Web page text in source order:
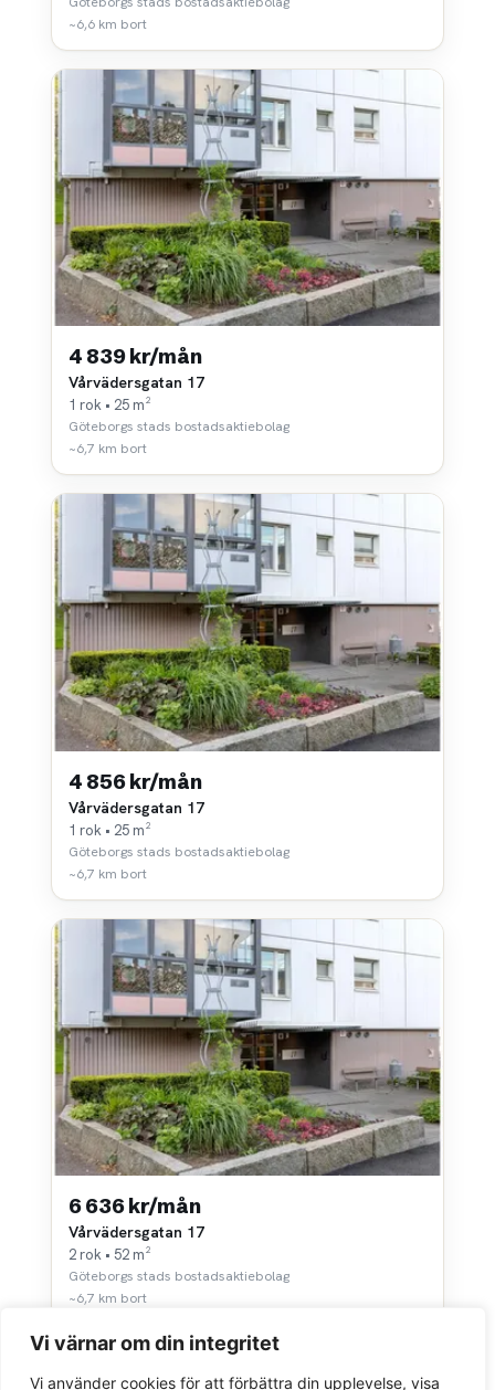
Vi värnar om din integritet
Vi använder cookies för att förbättra din upplevelse, visa
~6,6 km bort
4 839 kr/mån
Vårvädersgatan 17
1 rok • 25 m²
Göteborgs stads bostadsaktiebolag
~6,7 km bort
4 856 kr/mån
Vårvädersgatan 17
1 rok • 25 m²
Göteborgs stads bostadsaktiebolag
~6,7 km bort
6 636 kr/mån
Vårvädersgatan 17
2 rok • 52 m²
Göteborgs stads bostadsaktiebolag
~6,7 km bort